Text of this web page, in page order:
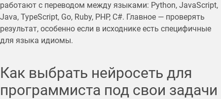
работают с переводом между языками: Python, JavaScript,
Java, TypeScript, Go, Ruby, PHP, C#. Главное — проверять
результат, особенно если в исходнике есть специфичные
для языка идиомы.
Как выбрать нейросеть для
программиста под свои задачи